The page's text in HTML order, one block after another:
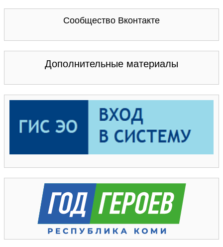
Сообщество Вконтакте
Дополнительные материалы